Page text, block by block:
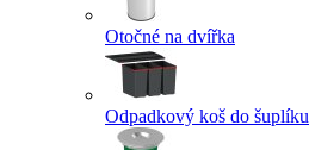
Otočné na dvířka
Odpadkový koš do šuplíku